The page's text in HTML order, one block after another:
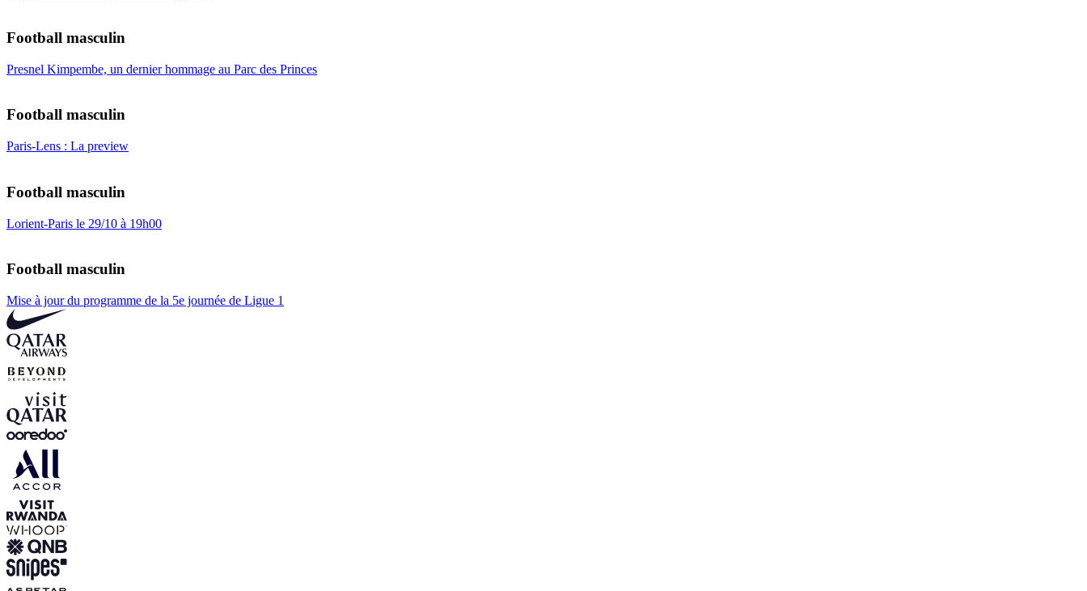
Football masculin
Presnel Kimpembe, un dernier hommage au Parc des Princes
Football masculin
Paris-Lens : La preview
Football masculin
Lorient-Paris le 29/10 à 19h00
Football masculin
Mise à jour du programme de la 5e journée de Ligue 1